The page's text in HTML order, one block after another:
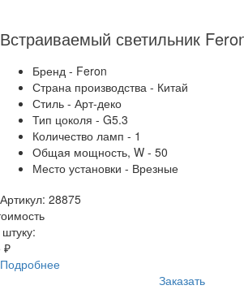
Встраиваемый светильник
Бренд - Feron
Страна производства - Китай
Стиль - Арт-деко
Тип цоколя - G5.3
Количество ламп - 1
Общая мощность, W - 50
Место установки - Врезные
Артикул: 28875
₽
Подробнее
Заказать